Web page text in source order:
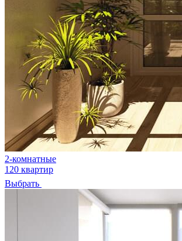
2-комнатные
120 квартир
Выбрать